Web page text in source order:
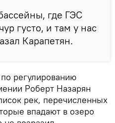
где ГЭС
густо, и там у нас
Карапетян.
регулированию
Роберт Назарян
рек, перечисленных
впадают в озеро